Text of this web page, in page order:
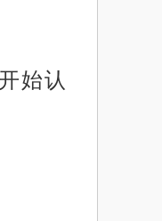
始认